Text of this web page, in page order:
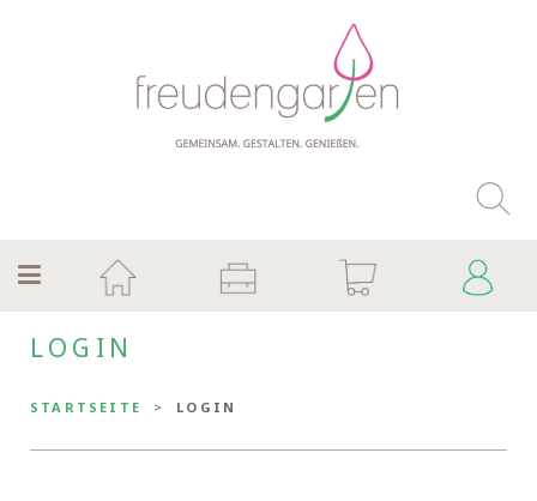
LOGIN
STARTSEITE LOGIN